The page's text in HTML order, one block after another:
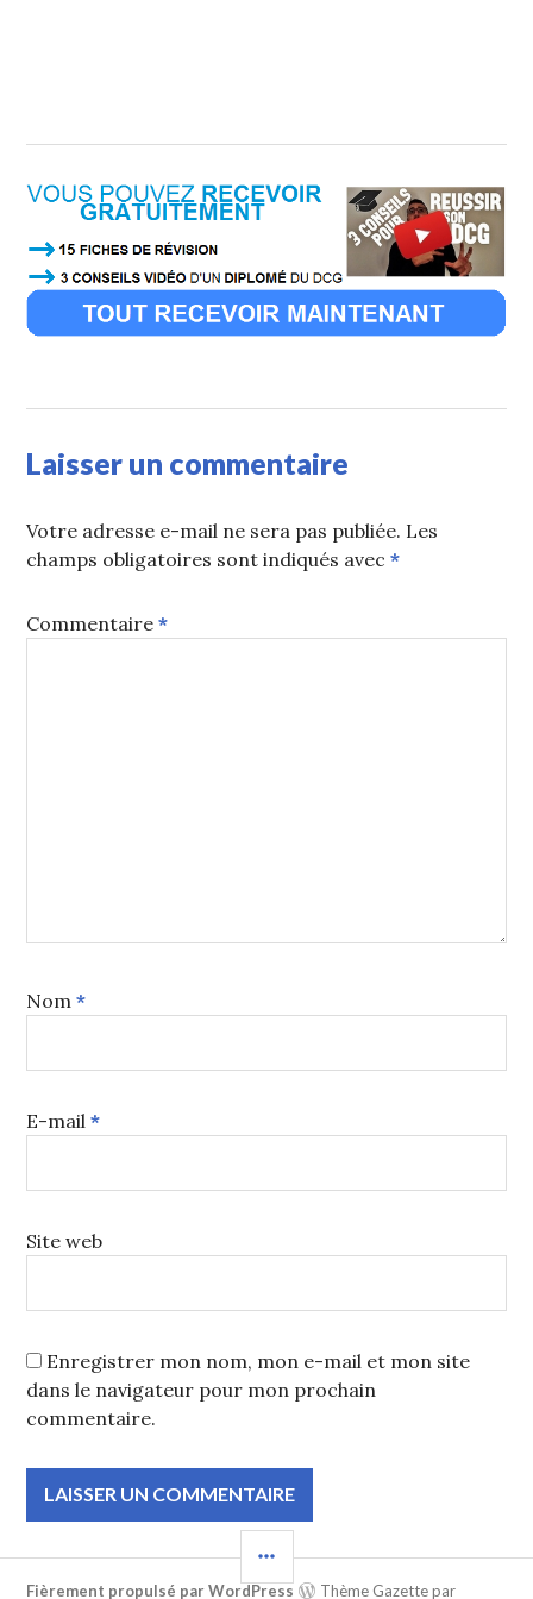
Laisser un commentaire
Votre adresse e-mail ne sera pas publiée. Les
champs obligatoires sont indiqués avec*
Commentaire*
Nom*
E-mail*
Site web
Enregistrer mon nom, mon e-mail et mon site
dans le navigateur pour mon prochain
commentaire.
LATÉRALE
Fièrement propulsé par WordPress Thème Gazette par